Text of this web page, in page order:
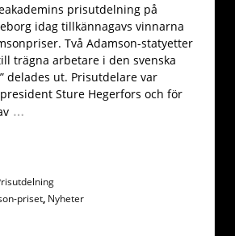
prisutdelning på
idag tillkännagavs vinnarna
Två Adamson-statyetter
trägna arbetare i den svenska
delades ut. Prisutdelare var
Sture Hegerfors och för
…
priset, Nyheter